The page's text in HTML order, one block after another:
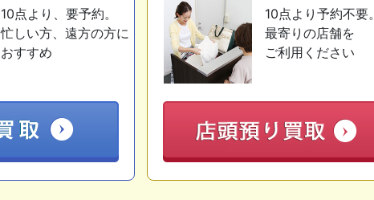
10点より、要予約。
忙しい方、遠方の方に
おすすめ
10点より予約不要。
最寄りの店舗を
ご利用ください